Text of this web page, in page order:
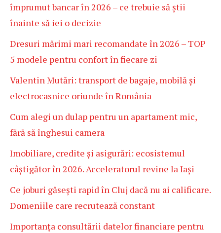
împrumut bancar în 2026 – ce trebuie să știi
înainte să iei o decizie
Dresuri mărimi mari recomandate în 2026 – TOP
5 modele pentru confort în fiecare zi
Valentin Mutări: transport de bagaje, mobilă și
electrocasnice oriunde în România
Cum alegi un dulap pentru un apartament mic,
fără să înghesui camera
Imobiliare, credite și asigurări: ecosistemul
câștigător în 2026. Acceleratorul revine la Iași
Ce joburi găsești rapid în Cluj dacă nu ai calificare.
Domeniile care recrutează constant
Importanța consultării datelor financiare pentru